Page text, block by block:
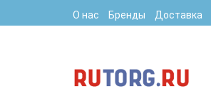
О нас Бренды Доставка